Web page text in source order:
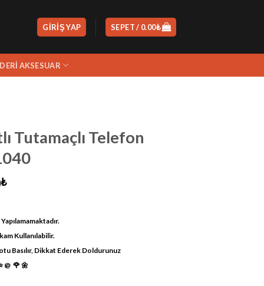
GIRIŞ YAP SEPET / 0.00₺
DERI AKSESUAR
Tutamaçlı Telefon
₺Şu
1,999.00₺.
Kullanılabilir.
Basılır, Dikkat Ederek Doldurunuz
@ 🌹 🌼